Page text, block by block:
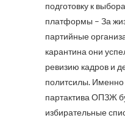
подготовку к
платформы – За
партийные
карантина они
ревизию кадров и
политсилы. Именно
партактива ОПЗЖ
избирательные